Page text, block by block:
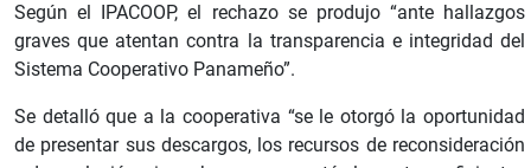
Según el IPACOOP, el rechazo se produjo “ante hallazgos
graves que atentan contra la transparencia e integridad del
Sistema Cooperativo Panameño”.
Se detalló que a la cooperativa “se le otorgó la oportunidad
de presentar sus descargos, los recursos de reconsideración